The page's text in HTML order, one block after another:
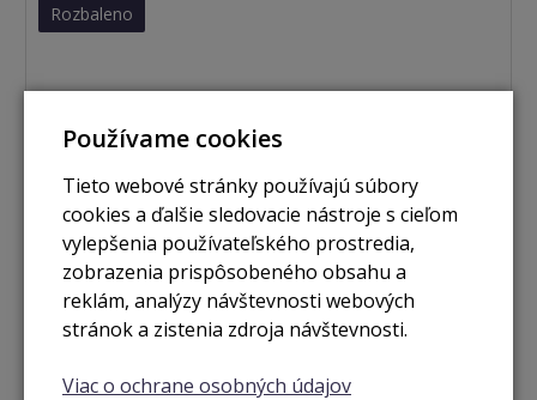
Rozbaleno
Používame cookies
Tieto webové stránky používajú súbory
cookies a ďalšie sledovacie nástroje s cieľom
vylepšenia používateľského prostredia,
zobrazenia prispôsobeného obsahu a
reklám, analýzy návštevnosti webových
stránok a zistenia zdroja návštevnosti.
Viac o ochrane osobných údajov